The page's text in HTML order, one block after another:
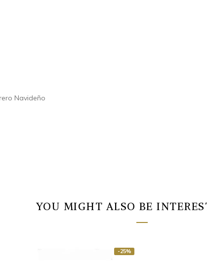
Navideño
YOU MIGHT ALSO BE
-25%